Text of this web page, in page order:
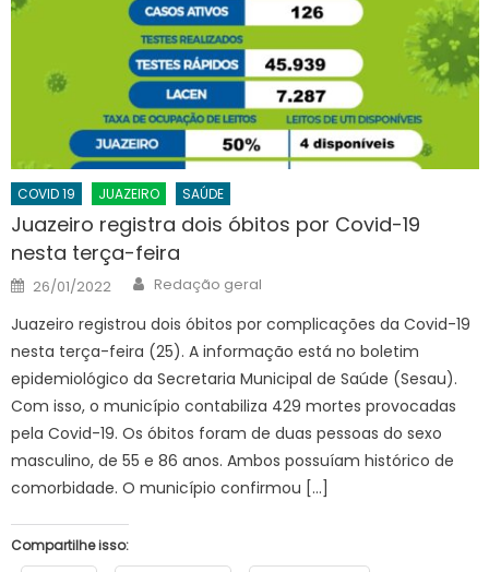
COVID 19 JUAZEIRO SAÚDE
Juazeiro registra dois óbitos por Covid-19
nesta terça-feira
Posted
on
26/01/2022 Author
Redação geral
Juazeiro registrou dois óbitos por complicações da Covid-19
nesta terça-feira (25). A informação está no boletim
epidemiológico da Secretaria Municipal de Saúde (Sesau).
Com isso, o município contabiliza 429 mortes provocadas
pela Covid-19. Os óbitos foram de duas pessoas do sexo
masculino, de 55 e 86 anos. Ambos possuíam histórico de
comorbidade. O município confirmou […]
Compartilhe isso: